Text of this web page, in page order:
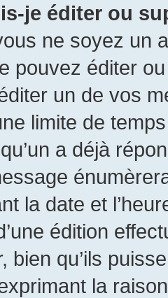
je éditer ou
ne soyez un
pouvez éditer
un de vos
limite de
a déjà
la date et
édition
bien qu’ils
la